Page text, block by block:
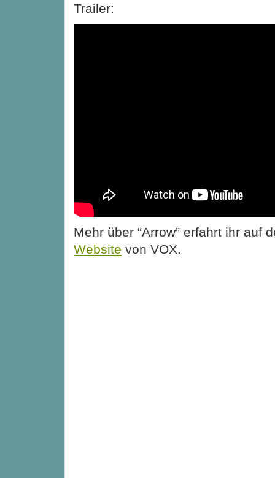
Trailer:
Mehr über “Arrow” erfahrt ihr auf
Website von VOX.